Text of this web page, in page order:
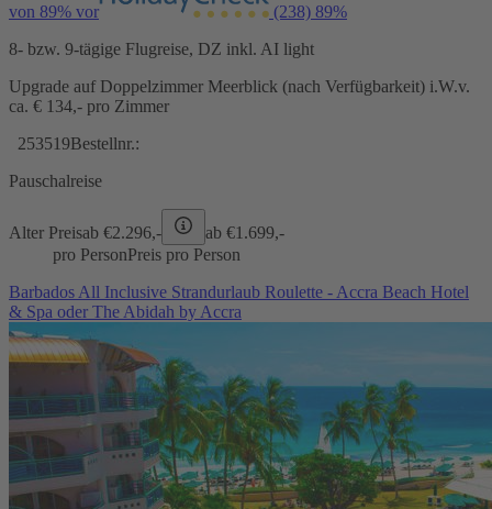
von 89% vor (238) 89%
8- bzw. 9-tägige Flugreise, DZ inkl. AI light
Upgrade auf Doppelzimmer Meerblick (nach Verfügbarkeit) i.W.v.
ca. € 134,- pro Zimmer
253519Bestellnr.:
Pauschalreise
Alter Preisab €2.296,- ab €1.699,-
pro PersonPreis pro Person
Barbados All Inclusive Strandurlaub Roulette - Accra Beach Hotel
& Spa oder The Abidah by Accra